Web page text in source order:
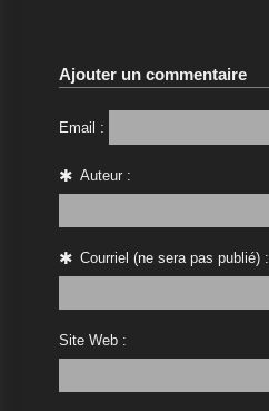
Ajouter un commentaire
Email :
Auteur :
Courriel (ne sera pas publié) :
Site Web :